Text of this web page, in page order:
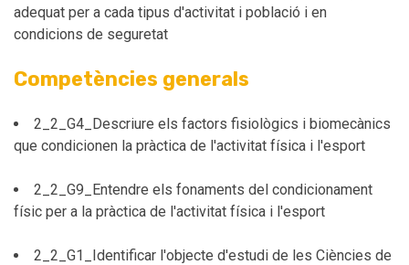
adequat per a cada tipus d'activitat i població i en
condicions de seguretat
Competències generals
2_2_G4_Descriure els factors fisiològics i biomecànics
que condicionen la pràctica de l'activitat física i l'esport
2_2_G9_Entendre els fonaments del condicionament
físic per a la pràctica de l'activitat física i l'esport
2_2_G1_Identificar l'objecte d'estudi de les Ciències de